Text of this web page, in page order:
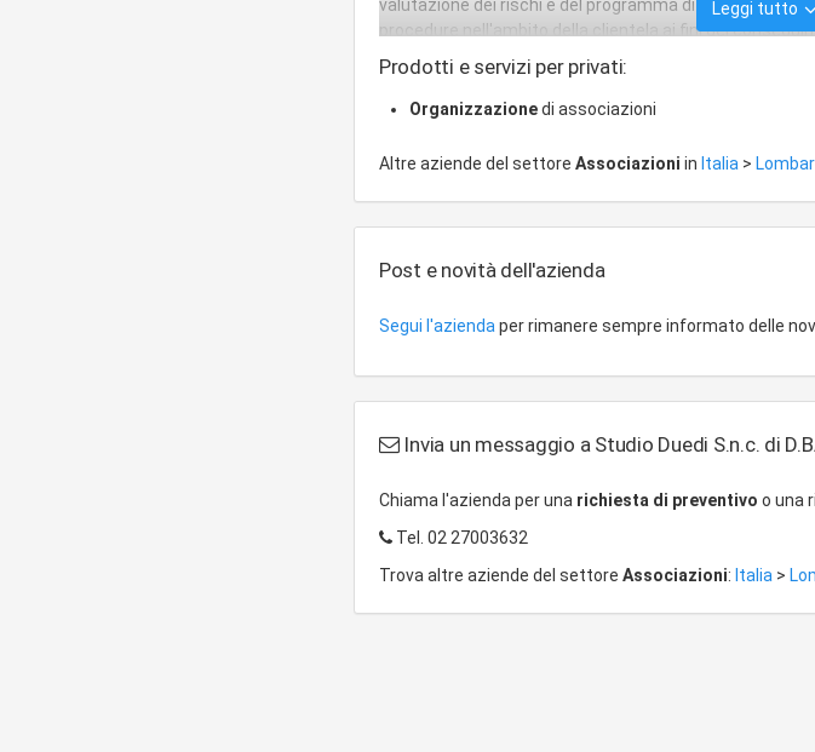
valutazione dei rischi e del programma di attuazione;
procedure nell'ambito della clientela ai fini del
consulenze in occasione di aperture di nuove attivita',
produttivi, acquisto di nuovi macchinari e consulenze
emergenza ed evacuazione; istituzione e gestione di
campo dell'informatica e della tecnologia multimediale,
dell'oggetto.
Leggi tutto
Prodotti e servizi per privati:
Organizzazionedi associazioni
Altre aziende del settore Associazioni in Italia >
Post e novità dell'azienda
Segui l'azienda per rimanere sempre informato delle
Invia un messaggio a Studio Duedi S.n.c. di
Chiama l'azienda per una richiesta di preventivo o una
Tel. 02 27003632
Trova altre aziende del settore Associazioni: Italia >